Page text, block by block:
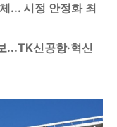
... 시정 안정화 최
...TK신공항·혁신